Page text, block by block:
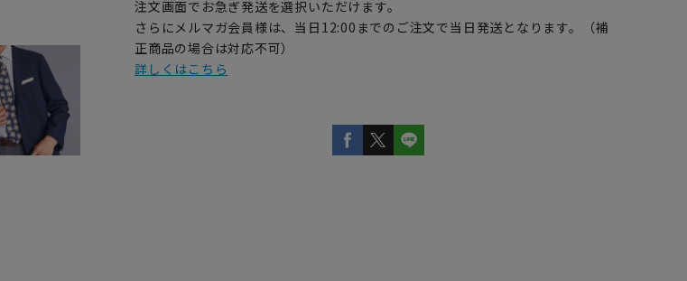
注文画面でお急ぎ発送を選択いただけます。
さらにメルマガ会員様は、当日12:00までのご注文で当日発送となります。（補
正商品の場合は対応不可）
詳しくはこちら